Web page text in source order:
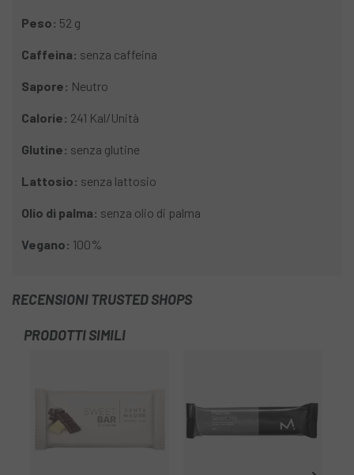
Peso: 52 g
Caffeina: senza caffeina
Sapore: Neutro
Calorie: 241 Kal/Unità
Glutine: senza glutine
Lattosio: senza lattosio
Olio di palma: senza olio di palma
Vegano: 100%
RECENSIONI TRUSTED SHOPS
PRODOTTI SIMILI